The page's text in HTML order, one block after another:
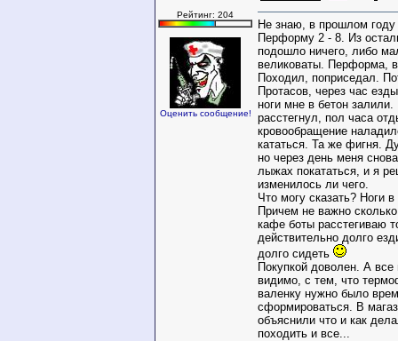
Рейтинг: 204
Оценить сообщение!
Не знаю, в прошлом
Перформу 2 - 8. Из
подошло ничего, либо
великоваты. Перформа,
Походил, поприседал.
Протасов, через час
ноги мне в бетон
расстегнул, пол часа
кровообращение
кататься. Та же фигня.
но через день меня
лыжах покататься, и я
изменилось ли чего.
Что могу сказать? Ноги
Причем не важно
кафе боты расстегиваю
действительно долго
долго сидеть
Покупкой доволен. А
видимо, с тем, что
валенку нужно было
сформироваться. В
объяснили что и как
походить и все...